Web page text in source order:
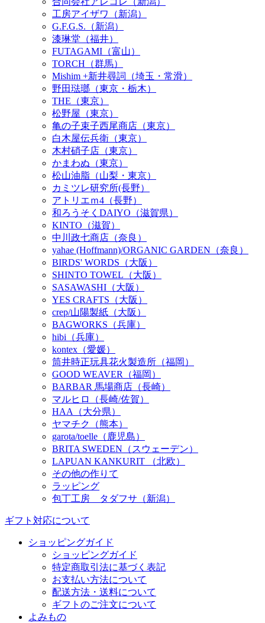
工房アイザワ（新潟）
G.F.G.S.（新潟）
漆琳堂（福井）
FUTAGAMI（富山）
TORCH（群馬）
Mishim +新井尋詞（埼玉・常滑）
野田琺瑯（東京・栃木）
THE（東京）
松野屋（東京）
亀の子束子西尾商店（東京）
白木屋伝兵衛（東京）
木村硝子店（東京）
かまわぬ（東京）
松山油脂（山梨・東京）
カミツレ研究所(長野）
アトリエｍ4（長野）
和ろうそくDAIYO（滋賀県）
KINTO（滋賀）
中川政七商店（奈良）
yahae (Hoffmann)/ORGANIC GARDEN（奈良）
BIRDS' WORDS（大阪）
SHINTO TOWEL（大阪）
SASAWASHI（大阪）
YES CRAFTS（大阪）
crep/山陽製紙（大阪）
BAGWORKS（兵庫）
hibi（兵庫）
kontex（愛媛）
筒井時正玩具花火製造所（福岡）
GOOD WEAVER（福岡）
BARBAR 馬場商店（長崎）
マルヒロ（長崎/佐賀）
HAA（大分県）
ヤマチク（熊本）
garota/toelle（鹿児島）
BRITA SWEDEN（スウェーデン）
LAPUAN KANKURIT （北欧）
その他の作りて
ラッピング
包丁工房 タダフサ（新潟）
ギフト対応について
ショッピングガイド
ショッピングガイド
特定商取引法に基づく表記
お支払い方法について
配送方法・送料について
ギフトのご注文について
よみもの